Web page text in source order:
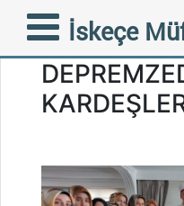
İskeçe
KETENLİK